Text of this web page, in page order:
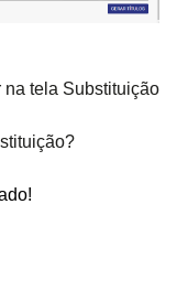
na tela Substituição